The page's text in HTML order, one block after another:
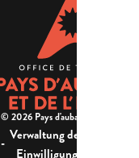
© 2026 Pays d'aubagne et de l'étoile -
- Verwaltung der
Einwilligung